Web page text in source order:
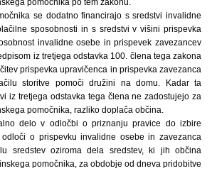
pomočnika po tem zakonu.
se dodatno financirajo s sredstvi invalidne
sposobnosti in s sredstvi v višini prispevka
invalidne osebe in prispevek zavezancev
iz tretjega odstavka 100. člena tega zakona
prispevka upravičenca in prispevka zavezanca
storitve pomoči družini na domu. Kadar ta
iz tretjega odstavka tega člena ne zadostujejo za
pomočnika, razliko doplača občina.
delo v odločbi o priznanju pravice do izbire
o prispevku invalidne osebe in zavezanca
sredstev oziroma dela sredstev, ki jih občina
pomočnika, za obdobje od dneva pridobitve